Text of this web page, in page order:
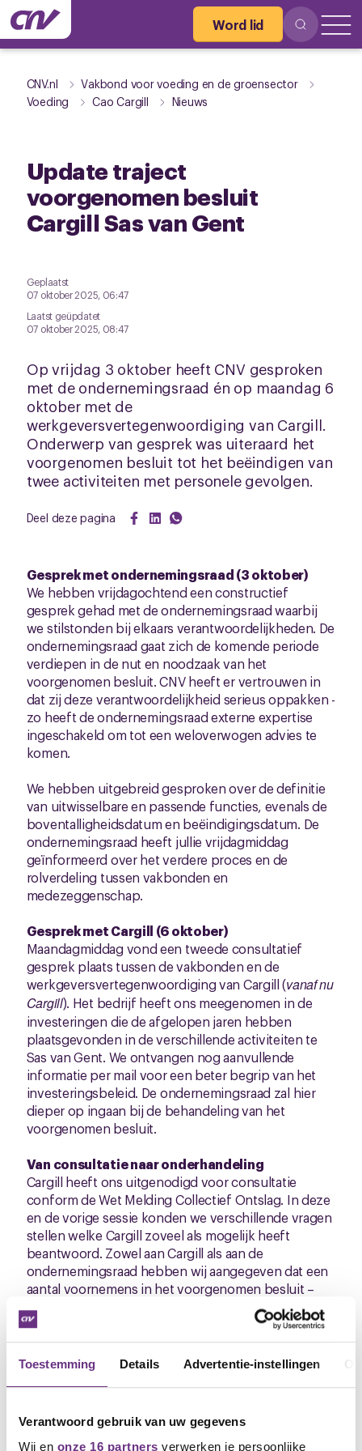
Toestemming Details Advertentie-instellingen
Verantwoord gebruik van uw gegevens
Wij en onze 16 partners verwerken je persoonlijke
Word lid
CNV.nl
Vakbond voor voeding en de groensector
Voeding
Cao Cargill Nieuws
Update traject
voorgenomen besluit
Cargill Sas van Gent
Geplaatst
07 oktober 2025, 06:47
Laatst geüpdatet
07 oktober 2025, 08:47
Op vrijdag 3 oktober heeft CNV gesproken
met de ondernemingsraad én op maandag 6
oktober met de
werkgeversvertegenwoordiging van Cargill.
Onderwerp van gesprek was uiteraard het
voorgenomen besluit tot het beëindigen van
twee activiteiten met personele gevolgen.
Deel deze pagina
Gesprek met ondernemingsraad (3 oktober)
We hebben vrijdagochtend een constructief
gesprek gehad met de ondernemingsraad waarbij
we stilstonden bij elkaars verantwoordelijkheden. De
ondernemingsraad gaat zich de komende periode
verdiepen in de nut en noodzaak van het
voorgenomen besluit. CNV heeft er vertrouwen in
dat zij deze verantwoordelijkheid serieus oppakken -
zo heeft de ondernemingsraad externe expertise
ingeschakeld om tot een weloverwogen advies te
komen.
We hebben uitgebreid gesproken over de definitie
van uitwisselbare en passende functies, evenals de
boventalligheidsdatum en beëindigingsdatum. De
ondernemingsraad heeft jullie vrijdagmiddag
geïnformeerd over het verdere proces en de
rolverdeling tussen vakbonden en
medezeggenschap.
Gesprek met Cargill (6 oktober)
Maandagmiddag vond een tweede consultatief
gesprek plaats tussen de vakbonden en de
werkgeversvertegenwoordiging van Cargill (vanaf nu
Cargill). Het bedrijf heeft ons meegenomen in de
investeringen die de afgelopen jaren hebben
plaatsgevonden in de verschillende activiteiten te
Sas van Gent. We ontvangen nog aanvullende
informatie per mail voor een beter begrip van het
investeringsbeleid. De ondernemingsraad zal hier
dieper op ingaan bij de behandeling van het
voorgenomen besluit.
Van consultatie naar onderhandeling
Cargill heeft ons uitgenodigd voor consultatie
conform de Wet Melding Collectief Ontslag. In deze
en de vorige sessie konden we verschillende vragen
stellen welke Cargill zoveel als mogelijk heeft
beantwoord. Zowel aan Cargill als aan de
ondernemingsraad hebben wij aangegeven dat een
aantal voornemens in het voorgenomen besluit –
wat ons betreft - aangepast moet worden:
werknemers heeft niet onze voorkeur.
op-één aangesloten worden bij de
uitwisselbaarheid van functies en het